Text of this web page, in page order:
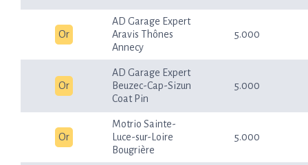
Or
AD Garage Expert
Aravis Thônes
Annecy
5.000
Or
AD Garage Expert
Beuzec-Cap-Sizun
Coat Pin
5.000
Or
Motrio Sainte-
Luce-sur-Loire
Bougrière
5.000